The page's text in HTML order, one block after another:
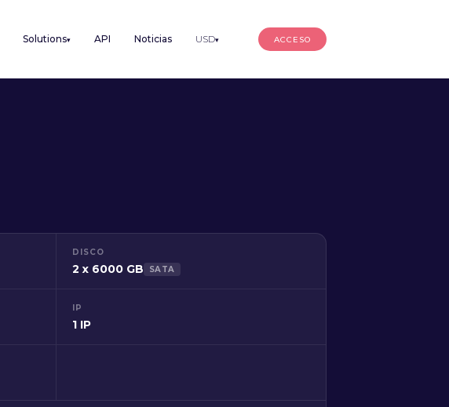
Solutions▾ API Noticias USD▾ ACCESO
DISCO
2 x 6000 GB SATA
IP
1 IP